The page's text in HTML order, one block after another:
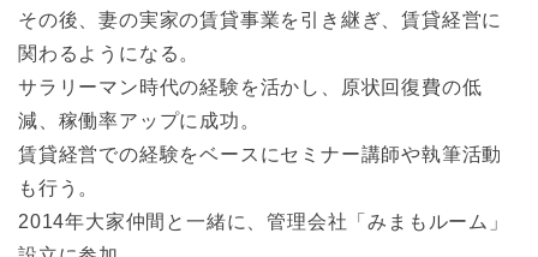
その後、妻の実家の賃貸事業を引き継ぎ、賃貸経営に
関わるようになる。
サラリーマン時代の経験を活かし、原状回復費の低
減、稼働率アップに成功。
賃貸経営での経験をベースにセミナー講師や執筆活動
も行う。
2014年大家仲間と一緒に、管理会社「みまもルーム」